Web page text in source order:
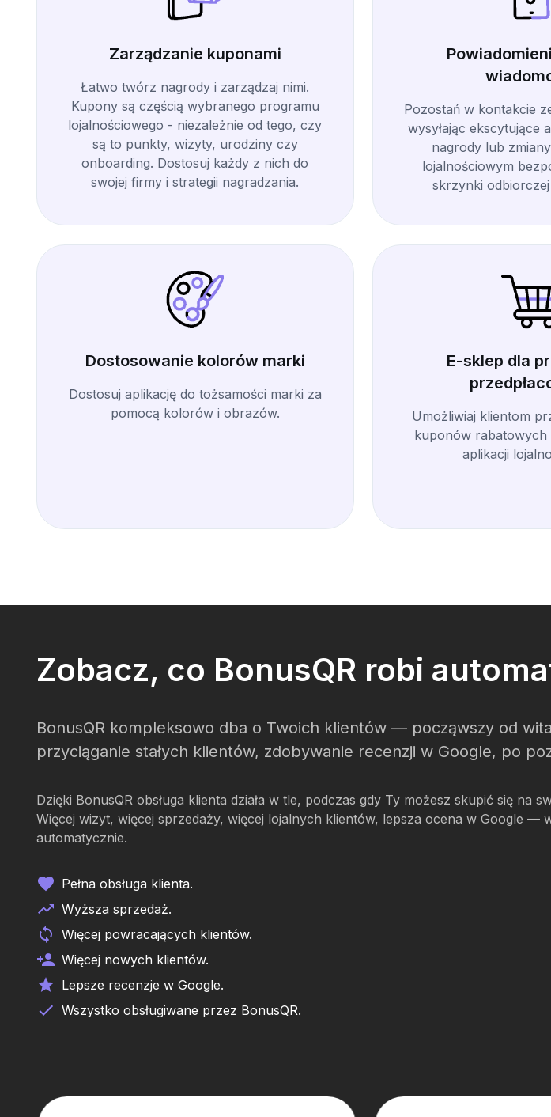
Zarządzanie kuponami
Łatwo twórz nagrody i zarządzaj nimi.
Kupony są częścią wybranego programu
lojalnościowego - niezależnie od tego, czy
są to punkty, wizyty, urodziny czy
onboarding. Dostosuj każdy z nich do
swojej firmy i strategii nagradzania.
Pozostań w kontakcie
wysyłając ekscytujące
nagrody lub
lojalnościowym
skrzynki
Dostosowanie kolorów marki
Dostosuj aplikację do tożsamości marki za
pomocą kolorów i obrazów.
E-sklep dla
Umożliwiaj klientom
kuponów rabatowych
aplikacji
Zobacz, co BonusQR robi
BonusQR kompleksowo dba o Twoich klientów — począwszy od
przyciąganie stałych klientów, zdobywanie recenzji w Google, po
Dzięki BonusQR obsługa klienta działa w tle, podczas gdy Ty możesz skupić się na
Więcej wizyt, więcej sprzedaży, więcej lojalnych klientów, lepsza ocena w Google —
automatycznie.
Pełna obsługa klienta.
Wyższa sprzedaż.
Więcej powracających klientów.
Więcej nowych klientów.
Lepsze recenzje w Google.
Wszystko obsługiwane przez BonusQR.